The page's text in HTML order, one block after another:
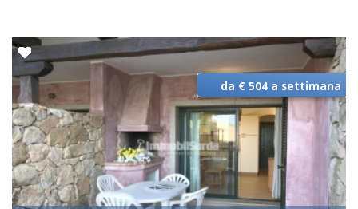
da € 504 a settimana